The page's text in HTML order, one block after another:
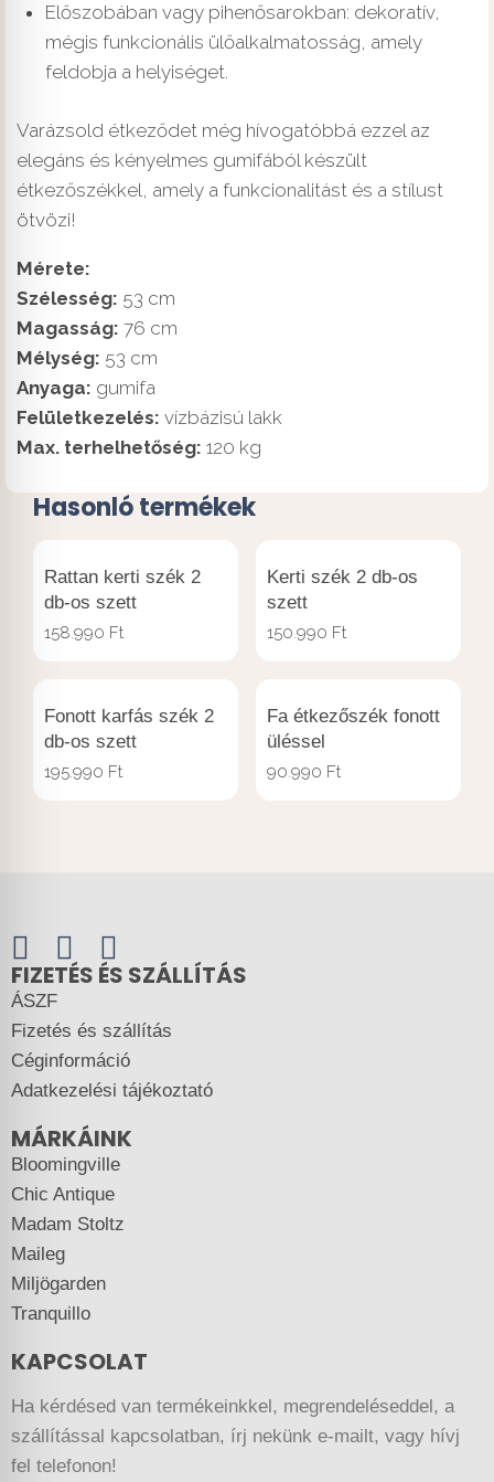
Előszobában vagy pihenősarokban: dekoratív,
mégis funkcionális ülőalkalmatosság, amely
feldobja a helyiséget.
Varázsold étkeződet még hívogatóbbá ezzel az
elegáns és kényelmes gumifából készült
étkezőszékkel, amely a funkcionalitást és a stílust
ötvözi!
Mérete:
Szélesség: 53 cm
Magasság: 76 cm
Mélység: 53 cm
Anyaga: gumifa
Felületkezelés: vízbázisú lakk
Max. terhelhetőség: 120 kg
Hasonló termékek
Rattan kerti szék 2
db-os szett
158.990 Ft
Kerti szék 2 db-os
szett
150.990 Ft
Fonott karfás szék 2
db-os szett
195.990 Ft
Fa étkezőszék fonott
üléssel
90.990 Ft
FIZETÉS ÉS SZÁLLÍTÁS
ÁSZF
Fizetés és szállítás
Céginformáció
Adatkezelési tájékoztató
MÁRKÁINK
Bloomingville
Chic Antique
Madam Stoltz
Maileg
Miljögarden
Tranquillo
KAPCSOLAT
Ha kérdésed van termékeinkkel, megrendeléseddel, a
szállítással kapcsolatban, írj nekünk e-mailt, vagy hívj
fel telefonon!